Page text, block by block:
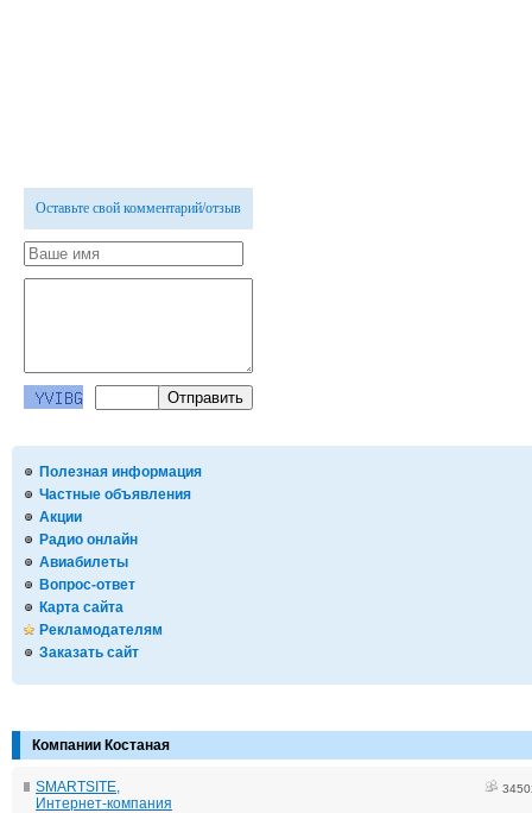
Полезная информация
Частные объявления
Акции
Радио онлайн
Авиабилеты
Вопрос-ответ
Карта сайта
Рекламодателям
Заказать сайт
Компании Костаная
SMARTSITE,
Интернет-компания
Оставьте свой комментарий/отзыв